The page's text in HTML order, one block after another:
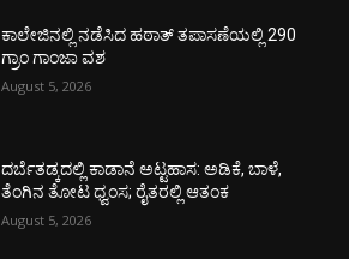
ಕಾಲೇಜಿನಲ್ಲಿ ನಡೆಸಿದ ಹಠಾತ್ ತಪಾಸಣೆಯಲ್ಲಿ 290
ಗ್ರಾಂ ಗಾಂಜಾ ವಶ
August 5, 2026
ದರ್ಬೆತಡ್ಕದಲ್ಲಿ ಕಾಡಾನೆ ಅಟ್ಟಹಾಸ: ಅಡಿಕೆ, ಬಾಳೆ,
ತೆಂಗಿನ ತೋಟ ಧ್ವಂಸ; ರೈತರಲ್ಲಿ ಆತಂಕ
August 5, 2026